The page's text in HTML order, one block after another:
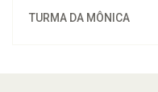
TURMA DA MÔNICA